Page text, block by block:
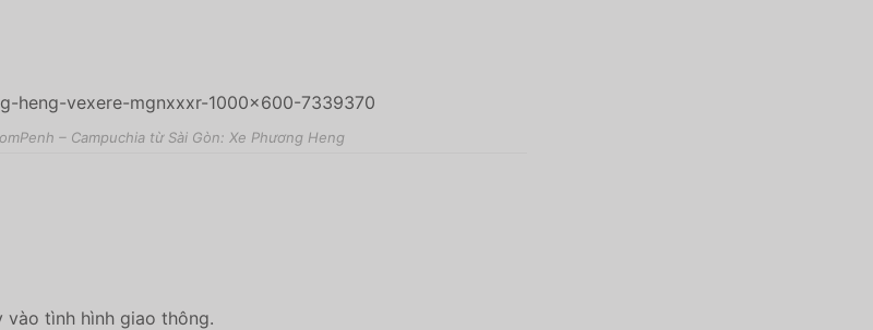
– Campuchia từ Sài Gòn: Xe Phương Heng
vào tình hình giao thông.